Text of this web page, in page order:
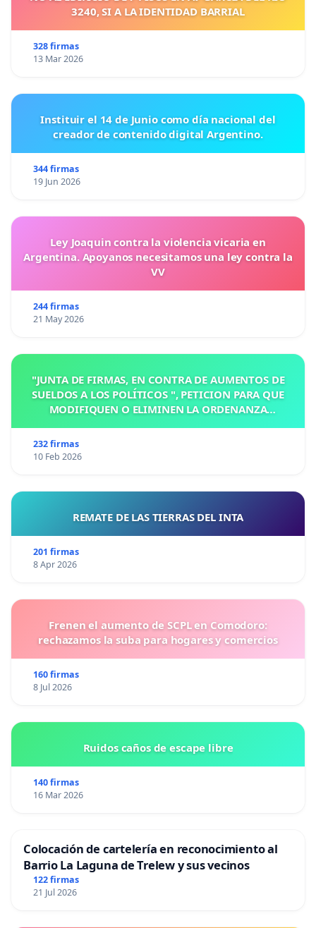
Aquí achegamos o IBAN da A.C. LENDO POESÍA
ES98 2080 0200 4130 4012 6251
Teléfono
687638272 (A Palabra Encarnada)
Lembrade que as sinaturas en apoio e as doazóns
son o mesmo de importantes .
Ferrol, Avril do ano 2023
Lxs poetas emblemáticos desde el primer
MARIA LADO
LUCIA ALDAO
VICTOR M. DIEZ
DAVID GONZALEZ
ESTEVO CREUS
OLGA NOVO
MARIA DO CEBREIRO
3240, SI A LA IDENTIDAD BARRIAL
328 firmas
13 Mar 2026
Instituir el 14 de Junio como día nacional del
creador de contenido digital Argentino.
344 firmas
19 Jun 2026
Ley Joaquin contra la violencia vicaria en
Argentina. Apoyanos necesitamos una ley contra la
VV
244 firmas
21 May 2026
"JUNTA DE FIRMAS, EN CONTRA DE AUMENTOS DE
SUELDOS A LOS POLÍTICOS ", PETICION PARA QUE
MODIFIQUEN O ELIMINEN LA ORDENANZA
232 firmas
10 Feb 2026
REMATE DE LAS TIERRAS DEL INTA
201 firmas
8 Apr 2026
Frenen el aumento de SCPL en Comodoro:
rechazamos la suba para hogares y comercios
160 firmas
8 Jul 2026
Ruidos caños de escape libre
140 firmas
16 Mar 2026
Colocación de cartelería en reconocimiento al
Barrio La Laguna de Trelew y sus vecinos
122 firmas
21 Jul 2026